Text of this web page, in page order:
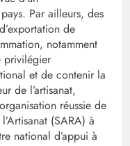
Par ailleurs, des
de
notamment
privilégier
et de contenir la
de l’artisanat,
réussie de
(SARA) à
national d’appui à